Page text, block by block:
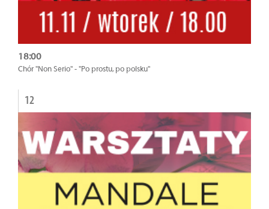
18:00
Chór "Non Serio" - "Po prostu, po polsku"
12